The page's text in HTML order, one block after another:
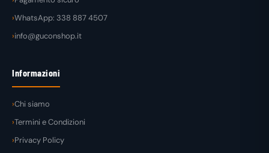
WhatsApp: 338 887 4507
info@guconshop.it
Informazioni
Chi siamo
Termini e Condizioni
Privacy Policy